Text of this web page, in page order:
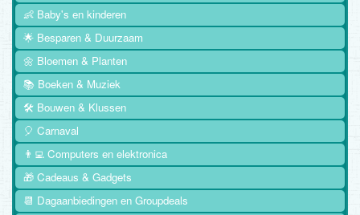
👶 Baby's en kinderen
🌟 Besparen & Duurzaam
🌼 Bloemen & Planten
📚 Boeken & Muziek
🛠️ Bouwen & Klussen
🎈 Carnaval
👨‍💻 Computers en elektronica
🎁 Cadeaus & Gadgets
📆 Dagaanbiedingen en Groupdeals